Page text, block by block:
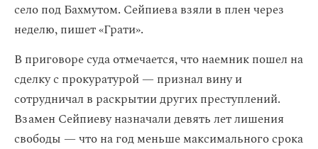
село под Бахмутом. Сейпиева взяли в плен через
неделю, пишет «Грати».
В приговоре суда отмечается, что наемник пошел на
сделку с прокуратурой — признал вину и
сотрудничал в раскрытии других преступлений.
Взамен Сейпиеву назначали девять лет лишения
свободы — что на год меньше максимального срока